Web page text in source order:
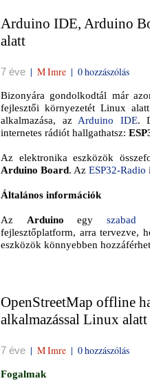
Arduino IDE, Arduino
alatt
7 éve | M Imre | 0 hozzászólás
Bizonyára gondolkodtál már
fejlesztői környezetét Linux
alkalmazása, az Arduino IDE.
internetes rádiót hallgathatsz:
Az elektronika eszközök
Arduino Board. Az ESP32-Radio
Általános információk
Az Arduino egyszabad
fejlesztőplatform, arra tervezve,
eszközök könnyebben
OpenStreetMap offline
alkalmazással Linux alatt
7 éve | M Imre | 0 hozzászólás
Fogalmak